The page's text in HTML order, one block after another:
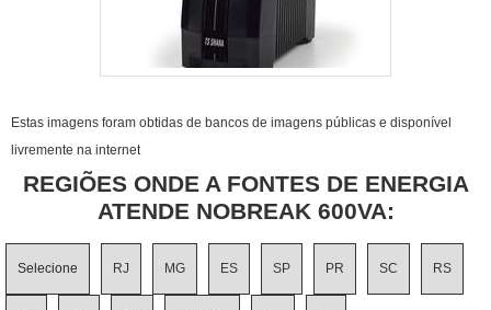
Estas imagens foram obtidas de bancos de imagens públicas e disponível
livremente na internet
REGIÕES ONDE A FONTES DE ENERGIA
ATENDE NOBREAK 600VA:
Selecione RJ MG ES SP PR SC RS